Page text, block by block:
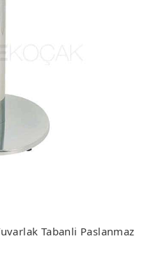
Tabanli Paslanmaz